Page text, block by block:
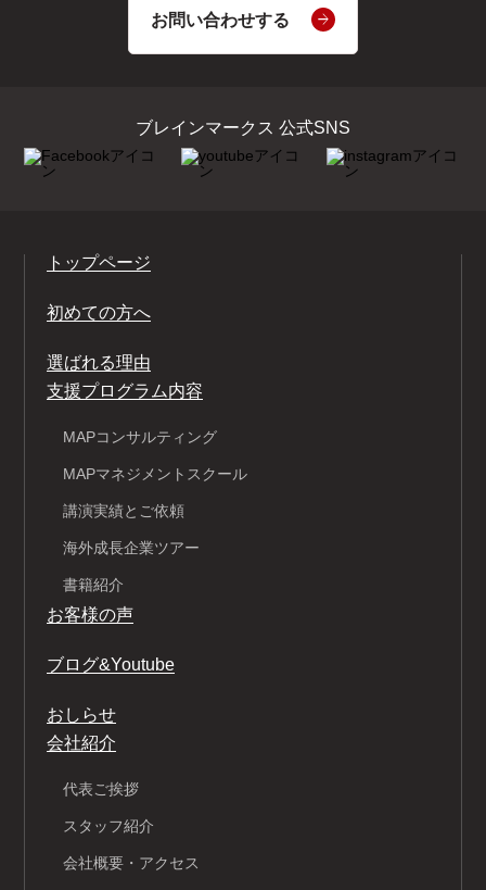
お問い合わせする
ブレインマークス 公式SNS
トップページ
初めての方へ
選ばれる理由
支援プログラム内容
MAPコンサルティング
MAPマネジメントスクール
講演実績とご依頼
海外成長企業ツアー
書籍紹介
お客様の声
ブログ&Youtube
おしらせ
会社紹介
代表ご挨拶
スタッフ紹介
会社概要・アクセス